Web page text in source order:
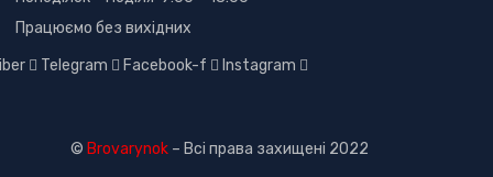
Працюємо без вихідних
Telegram Facebook-f Instagram
© Brovarynok– Всі права захищені 2022